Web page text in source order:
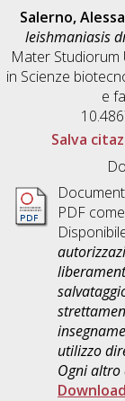
Salerno,
leishmaniasis
Mater
in Scienze
e
Salva
PDF come
utilizzo
Ogni